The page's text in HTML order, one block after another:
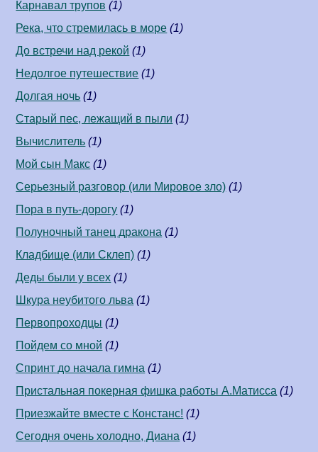
Карнавал трупов (1)
Река, что стремилась в море (1)
До встречи над рекой (1)
Недолгое путешествие (1)
Долгая ночь (1)
Старый пес, лежащий в пыли (1)
Вычислитель (1)
Мой сын Макс (1)
Серьезный разговор (или Мировое зло) (1)
Пора в путь-дорогу (1)
Полуночный танец дракона (1)
Кладбище (или Склеп) (1)
Деды были у всех (1)
Шкура неубитого льва (1)
Первопроходцы (1)
Пойдем со мной (1)
Спринт до начала гимна (1)
Пристальная покерная фишка работы А.Матисса (1)
Приезжайте вместе с Констанс! (1)
Сегодня очень холодно, Диана (1)